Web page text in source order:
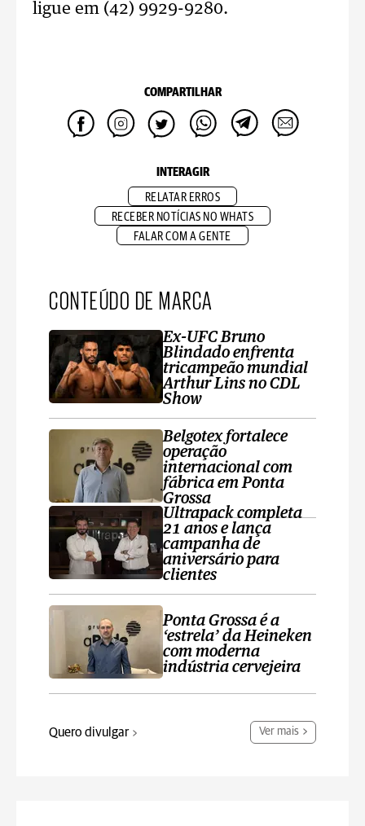
ligue em (42) 9929-9280.
COMPARTILHAR
INTERAGIR
RELATAR ERROS
RECEBER NOTÍCIAS NO WHATS
FALAR COM A GENTE
CONTEÚDO DE MARCA
Ex-UFC Bruno
Blindado enfrenta
tricampeão mundial
Arthur Lins no CDL
Show
Belgotex fortalece
operação
internacional com
fábrica em Ponta
Grossa
Ultrapack completa
21 anos e lança
campanha de
aniversário para
clientes
Ponta Grossa é a
‘estrela’ da Heineken
com moderna
indústria cervejeira
Quero divulgar Ver mais